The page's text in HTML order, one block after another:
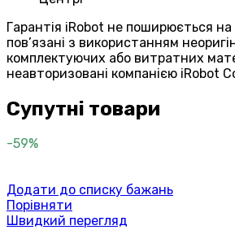
Гарантія iRobot не поширюється на
пов’язані з використанням
комплектуючих або витратних
неавторизовані компанією iRobot
Супутні товари
-59%
Додати до списку бажань
Порівняти
Швидкий перегляд